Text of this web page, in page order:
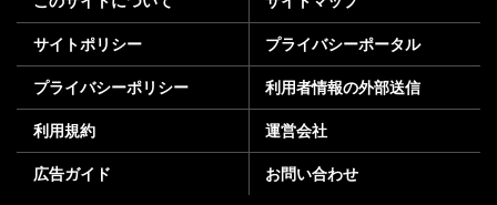
サイトポリシー プライバシーポータル
プライバシーポリシー 利用者情報の外部送信
利用規約 運営会社
広告ガイド お問い合わせ